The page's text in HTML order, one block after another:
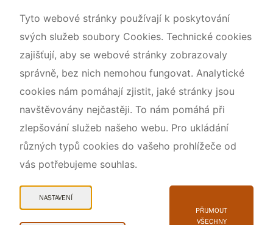
Tyto webové stránky používají k poskytování
svých služeb soubory Cookies. Technické cookies
zajišťují, aby se webové stránky zobrazovaly
správně, bez nich nemohou fungovat. Analytické
cookies nám pomáhají zjistit, jaké stránky jsou
navštěvovány nejčastěji. To nám pomáhá při
zlepšování služeb našeho webu. Pro ukládání
různých typů cookies do vašeho prohlížeče od
vás potřebujeme souhlas.
NASTAVENÍ
PŘIJMOUT
VŠECHNY